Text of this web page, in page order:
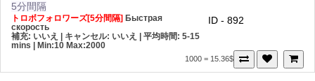
5分間隔
トロボフォロワーズ[5分間隔] Быстрая
скорость
補充: いいえ | キャンセル: いいえ | 平均時間: 5-15
mins
| Min:10 Max:2000
ID - 892
1000 = 15.36$